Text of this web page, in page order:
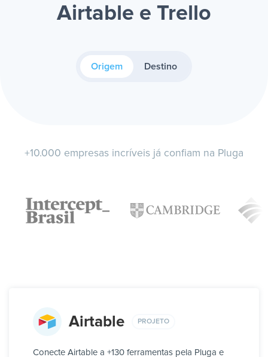
Airtable e Trello
Origem Destino
+10.000 empresas incríveis já confiam na Pluga
Airtable PROJETO
Conecte Airtable a +130 ferramentas pela Pluga e